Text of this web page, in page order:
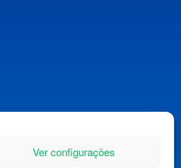
Ver configurações